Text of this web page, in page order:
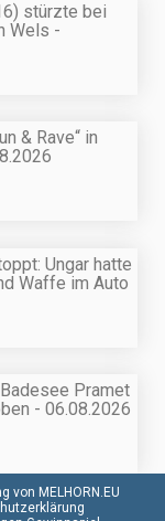
stürzte bei
Wels -
& Rave“ in
Ungar hatte
Waffe im Auto
Pramet
- 06.08.2026
von MELHORN.EU